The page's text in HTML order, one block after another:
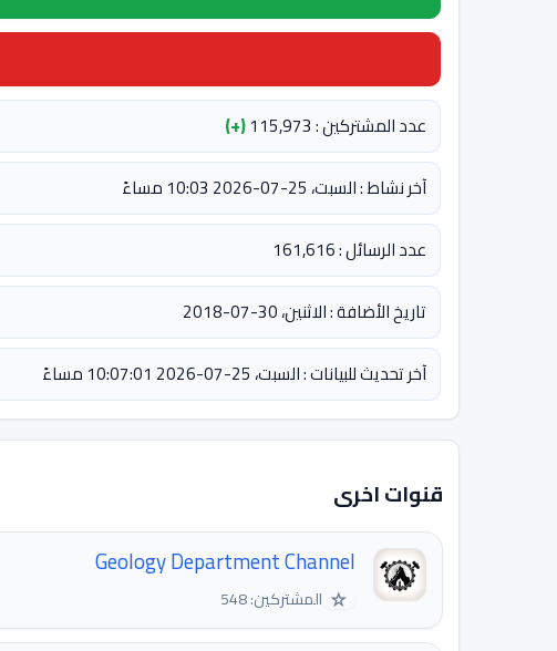
عدد المشتركين : 115,973
(+)
آخر نشاط : السبت، 25-07-2026 10:03 مساءً
عدد الرسائل : 161,616
تاريخ الأضافة : الاثنين، 30-07-2018
آخر تحديث للبيانات : السبت، 25-07-2026 10:07:01 مساءً
قنوات اخرى
Geology Department Channel
☆ المشتركين: 548